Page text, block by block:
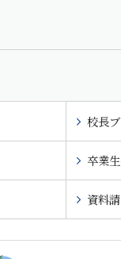
校長
卒業
資料